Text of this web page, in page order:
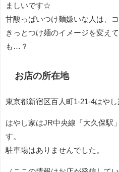
ましいです☆
甘酸っぱいつけ麺嫌いな人は、
きっとつけ麺のイメージを変え
も…？
お店の所在地
東京都新宿区百人町1-21-4はや
はやし家はJR中央線「大久保駅
す。
駐車場はありませんでした。